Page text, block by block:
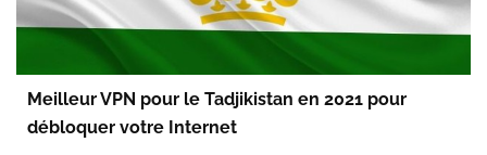
Meilleur VPN pour le Tadjikistan en 2021 pour
débloquer votre Internet